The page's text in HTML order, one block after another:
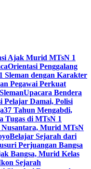
Ajak Murid MTsN 1
Orientasi Penggalang
dengan Karakter
Pegawai Perkuat
Upacara Bendera
Pelajar Damai, Polisi
37 Tahun Mengabdi,
Tugas di MTsN 1
Murid MTsN
Belajar Sejarah dari
Perjuangan Bangsa
Bangsa, Murid Kelas
Sejarah